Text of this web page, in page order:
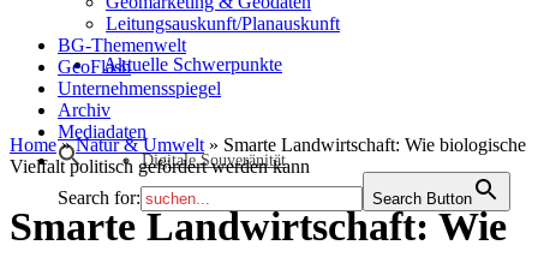
Aktuelle Schwerpunkte
Digitale Souveränität
Leitungsauskunft/Planauskunft
BG-Themenwelt
GeoFlash
Unternehmensspiegel
Archiv
Mediadaten
Search for: Search Button
Home»Natur & Umwelt » Smarte Landwirtschaft: Wie biologische
Vielfalt politisch gefördert werden kann
Smarte Landwirtschaft: Wie